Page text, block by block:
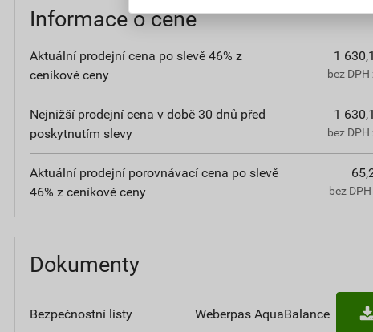
Informace o ceně
Aktuální prodejní cena po slevě 46% z
ceníkové ceny
1
bez DPH
Nejnižší prodejní cena v době 30 dnů před
poskytnutím slevy
1
bez DPH
Aktuální prodejní porovnávací cena po slevě
46% z ceníkové ceny
bez
Dokumenty
Bezpečnostní listy Weberpas AquaBalance